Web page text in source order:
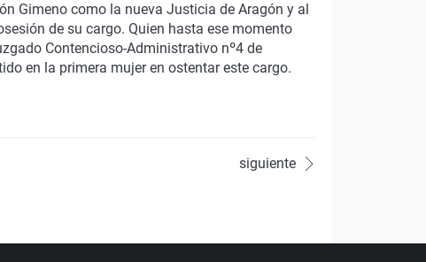
Gimeno como la nueva Justicia de Aragón y al
de su cargo. Quien hasta ese momento
Contencioso-Administrativo nº4 de
en la primera mujer en ostentar este cargo.
siguiente